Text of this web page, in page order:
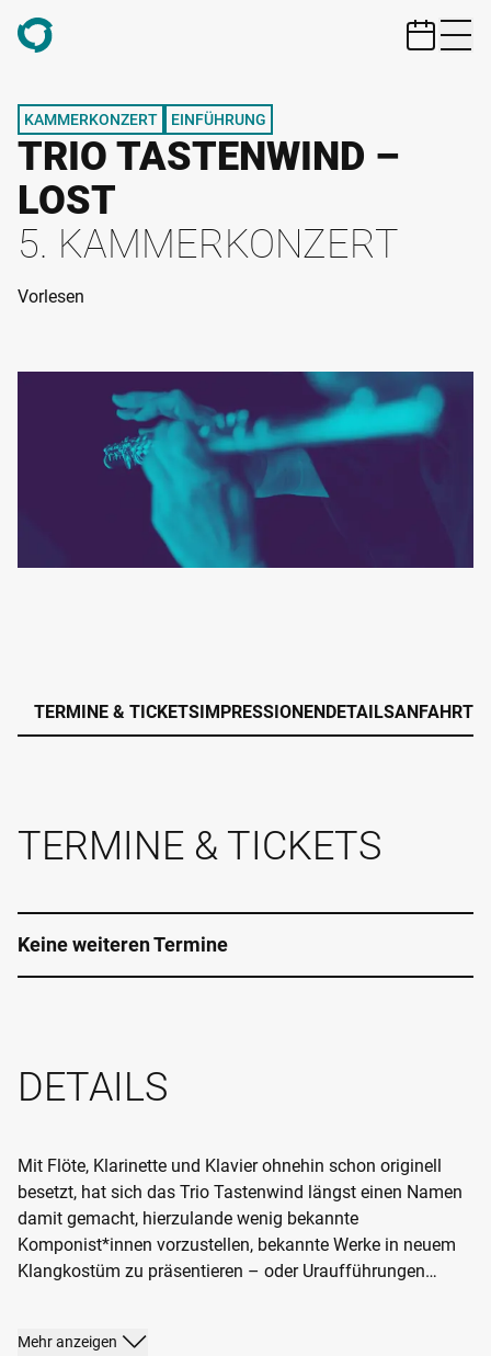
ZUM HAUPTINHALT SPRINGEN
Vorlesen
KAMMERKONZERT EINFÜHRUNG
TRIO TASTENWIND –
LOST
5. KAMMERKONZERT
TERMINE & TICKETSIMPRESSIONENDETAILSANFAHRT
TERMINE & TICKETS
Keine weiteren Termine
DETAILS
Mit Flöte, Klarinette und Klavier ohnehin schon originell
besetzt, hat sich das Trio Tastenwind längst einen Namen
damit gemacht, hierzulande wenig bekannte
Komponist*innen vorzustellen, bekannte Werke in neuem
Klangkostüm zu präsentieren – oder Uraufführungen
dessen Sätze überschrieben sind mit
Mehr anzeigen